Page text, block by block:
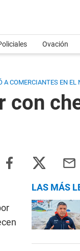
Ovación
A COMERCIANTES EN
LAS MÁS